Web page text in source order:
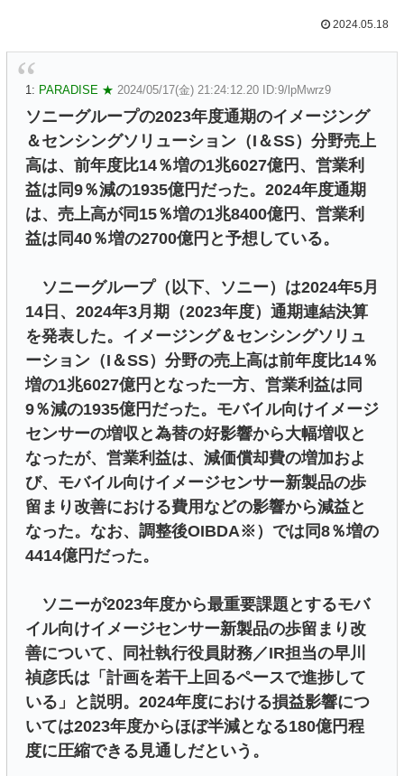
2024.05.18
1: PARADISE ★ 2024/05/17(金) 21:24:12.20 ID:9/lpMwrz9
ソニーグループの2023年度通期のイメージング
＆センシングソリューション（I＆SS）分野売上
高は、前年度比14％増の1兆6027億円、営業利
益は同9％減の1935億円だった。2024年度通期
は、売上高が同15％増の1兆8400億円、営業利
益は同40％増の2700億円と予想している。
ソニーグループ（以下、ソニー）は2024年5月
14日、2024年3月期（2023年度）通期連結決算
を発表した。イメージング＆センシングソリュ
ーション（I＆SS）分野の売上高は前年度比14％
増の1兆6027億円となった一方、営業利益は同
9％減の1935億円だった。モバイル向けイメージ
センサーの増収と為替の好影響から大幅増収と
なったが、営業利益は、減価償却費の増加およ
び、モバイル向けイメージセンサー新製品の歩
留まり改善における費用などの影響から減益と
なった。なお、調整後OIBDA※）では同8％増の
4414億円だった。
ソニーが2023年度から最重要課題とするモバ
イル向けイメージセンサー新製品の歩留まり改
善について、同社執行役員財務／IR担当の早川
禎彦氏は「計画を若干上回るペースで進捗して
いる」と説明。2024年度における損益影響につ
いては2023年度からほぼ半減となる180億円程
度に圧縮できる見通しだという。